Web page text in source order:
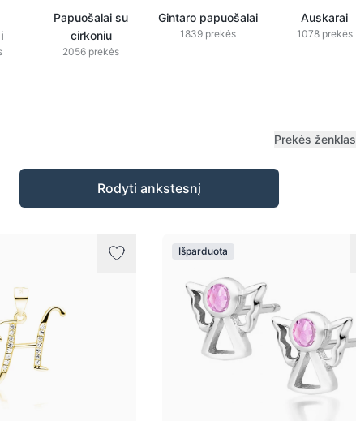
Papuošalai su
cirkoniu
2056 prekės
Gintaro papuošalai
1839 prekės
Auskarai
1078 prekės
Prekės ženklas
Rodyti ankstesnį
Išparduota